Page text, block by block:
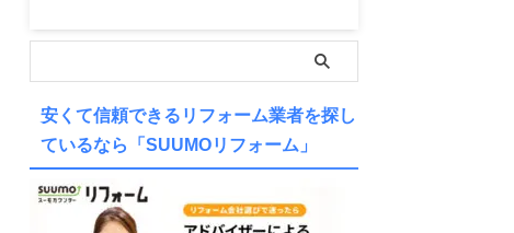
安くて信頼できるリフォーム業者を探し
ているなら「SUUMOリフォーム」